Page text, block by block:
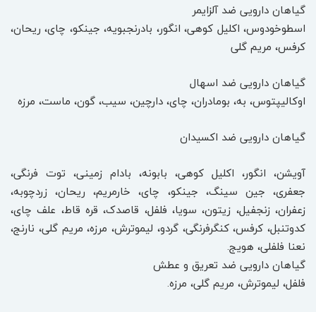
گیاهان دارویی ضد آلزایمر
اسطوخودوس، اکلیل کوهی، انگور، بادرنجبویه، جینکو، چای، ریحان،
کرفس، مریم گلی
گیاهان دارویی ضد اسهال
اوکالیپتوس، به، بومادران، چای، دارچین، سیب، گون، ماست، مرزه
گیاهان دارویی ضد اکسیدان
آویشن، انگور، اکلیل کوهی، بابونه، بادام زمینی، توت فرنگی،
جعفری، جین سینگ، جینکو، چای، خارمریم، ریحان، زردچوبه،
زعفران، زنجفیل، زیتون، سویا، فلفل، قاصدک، قره قاط، علف چای،
کدوتنبل، کرفس، کنگرفرنگی، گردو، لیموترش، مرزه، مریم گلی، نارنج،
نعنا فلفلی، هویج.
گیاهان دارویی ضد تعریق و عطش
فلفل، لیموترش، مریم گلی، مرزه.